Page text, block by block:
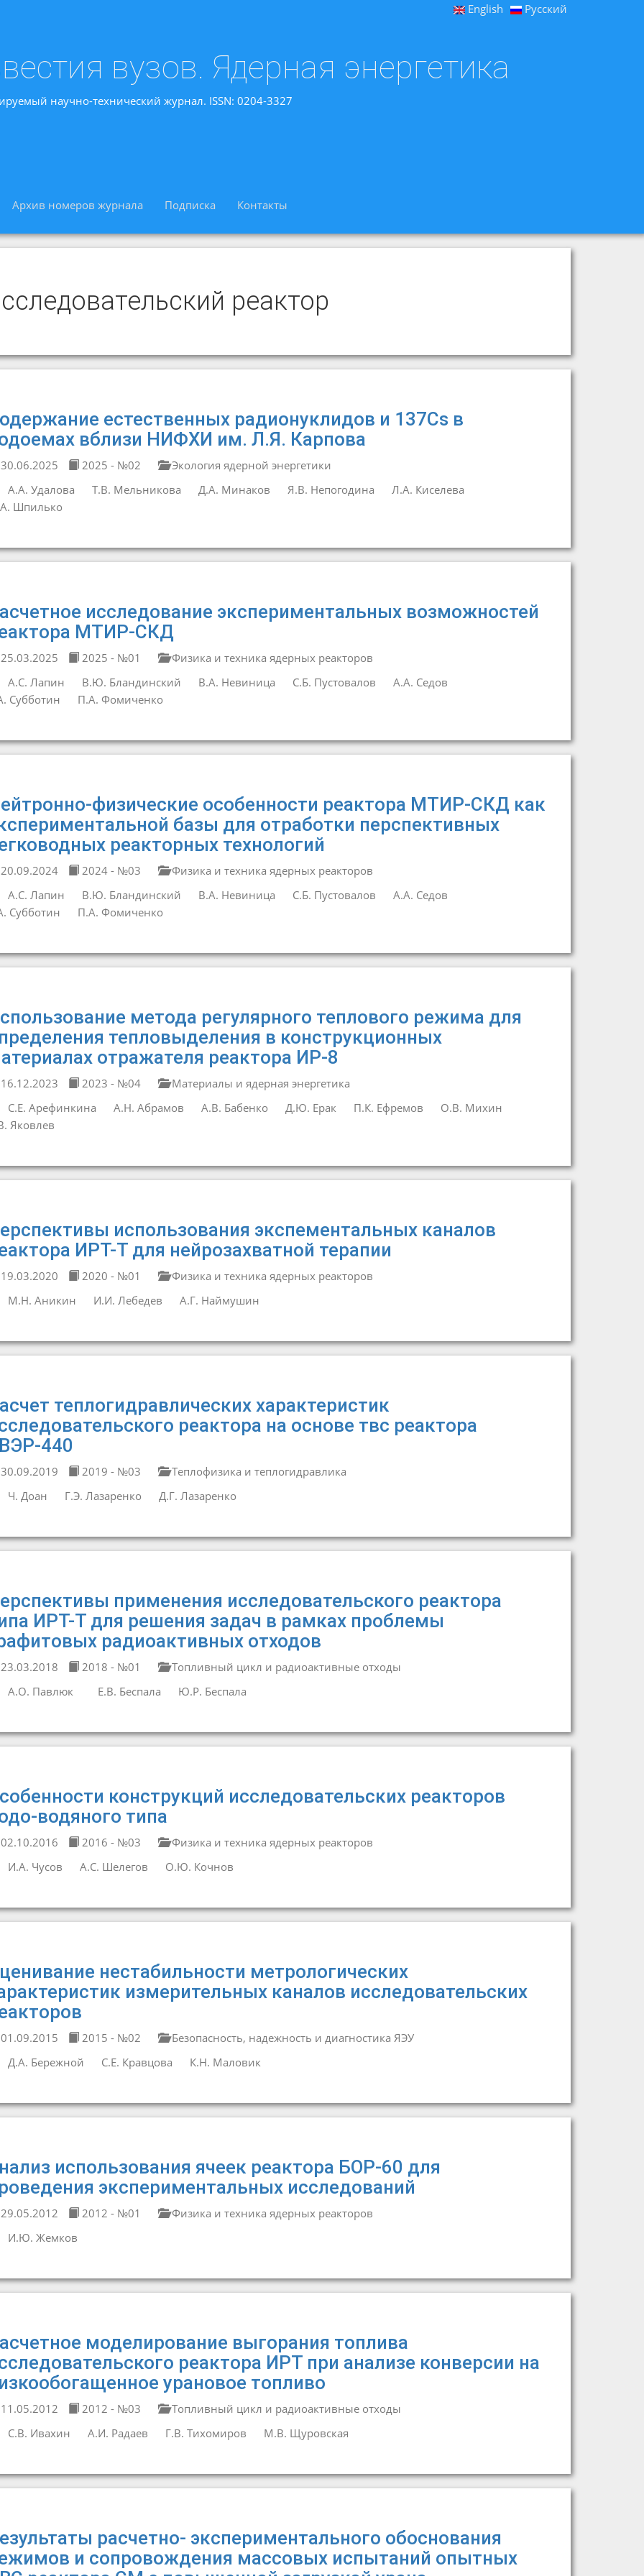
English Русский
вузов. Ядерная энергетика
научно-технический журнал. ISSN: 0204-3327
Архив номеров журнала Подписка Контакты
реактор
естественных радионуклидов и 137Cs в
вблизи НИФХИ им. Л.Я. Карпова
2025 - №02
Экология ядерной энергетики
А.А. Удалова
Т.В. Мельникова Д.А. Минаков Я.В. Непогодина
Л.А. Киселева
Шпилько
исследование экспериментальных возможностей
МТИР-СКД
2025 - №01
Физика и техника ядерных реакторов
А.С. Лапин
В.Ю. Бландинский В.А. Невиница С.Б. Пустовалов
А.А. Седов
Субботин
П.А. Фомиченко
физические особенности реактора МТИР-СКД как
базы для отработки перспективных
реакторных технологий
2024 - №03
Физика и техника ядерных реакторов
А.С. Лапин
В.Ю. Бландинский В.А. Невиница С.Б. Пустовалов
А.А. Седов
Субботин
П.А. Фомиченко
метода регулярного теплового режима для
тепловыделения в конструкционных
отражателя реактора ИР-8
2023 - №04
Материалы и ядерная энергетика
С.Е. Арефинкина
А.Н. Абрамов А.В. Бабенко Д.Ю. Ерак П.К. Ефремов
О.В. Михин
Яковлев
использования экспементальных каналов
ИРТ-Т для нейрозахватной терапии
2020 - №01
Физика и техника ядерных реакторов
М.Н. Аникин
И.И. Лебедев А.Г. Наймушин
теплогидравлических характеристик
реактора на основе твс реактора
440
2019 - №03
Теплофизика и теплогидравлика
Ч. Доан
Г.Э. Лазаренко Д.Г. Лазаренко
применения исследовательского реактора
ИРТ-Т для решения задач в рамках проблемы
радиоактивных отходов
2018 - №01
Топливный цикл и радиоактивные отходы
А.О. Павлюк
Е.В. Беспала Ю.Р. Беспала
конструкций исследовательских реакторов
водяного типа
2016 - №03
Физика и техника ядерных реакторов
И.А. Чусов
А.С. Шелегов О.Ю. Кочнов
нестабильности метрологических
измерительных каналов исследовательских
2015 - №02
Безопасность, надежность и диагностика ЯЭУ
Д.А. Бережной
С.Е. Кравцова К.Н. Маловик
использования ячеек реактора БОР-60 для
экспериментальных исследований
2012 - №01
Физика и техника ядерных реакторов
И.Ю. Жемков
моделирование выгорания топлива
реактора ИРТ при анализе конверсии на
урановое топливо
2012 - №03
Топливный цикл и радиоактивные отходы
С.В. Ивахин
А.И. Радаев Г.В. Тихомиров М.В. Щуровская
расчетно- экспериментального обоснования
и сопровождения массовых испытаний опытных